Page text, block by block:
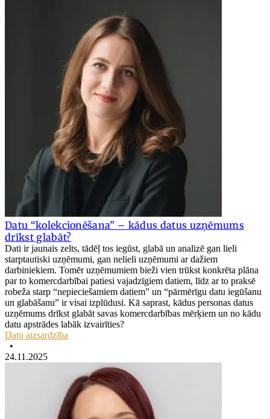
Datu “kolekcionēšana” – kādus datus uzņēmums
drīkst glabāt?
Dati ir jaunais zelts, tādēļ tos iegūst, glabā un analizē gan lieli
starptautiski uzņēmumi, gan nelieli uzņēmumi ar dažiem
darbiniekiem. Tomēr uzņēmumiem bieži vien trūkst konkrēta plāna
par to komercdarbībai patiesi vajadzīgiem datiem, līdz ar to praksē
robeža starp “nepieciešamiem datiem” un “pārmērīgu datu iegūšanu
un glabāšanu” ir visai izplūdusi. Kā saprast, kādus personas datus
uzņēmums drīkst glabāt savas komercdarbības mērķiem un no kādu
datu apstrādes labāk izvairīties?
Datu aizsardzība
•
24.11.2025